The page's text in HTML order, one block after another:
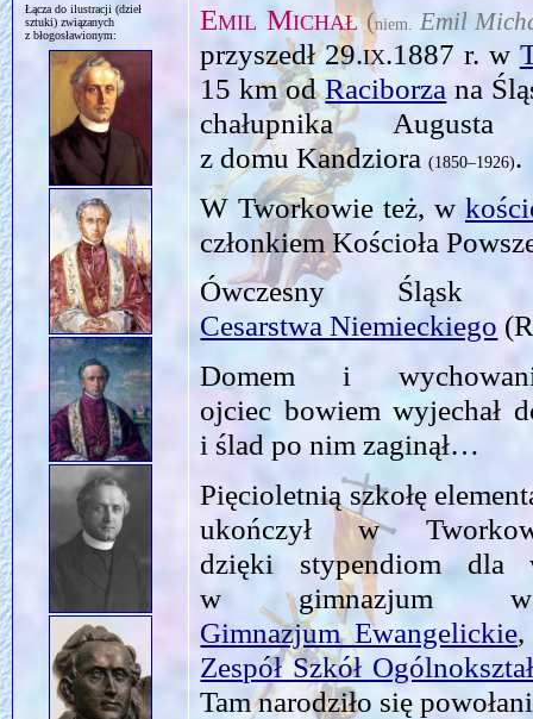
Łącza do ilustracji (dzieł
sztuki) związanych
z błogosławionym:
Emil Michał (niem. Emil
przyszedł29.ix.1887 r. w
15 km odRaciborza na
chałupnika
z domu Kandziora(1850–1926).
W Tworkowie też, w
członkiem Kościoła
Ówczesny Śląsk
Cesarstwa Niemieckiego
Domem i
ojciec bowiem wyjechał
i ślad po nim zaginął…
Pięcioletnią szkołę
ukończył w
dzięki stypendiom
w gimnazjum
Gimnazjum Ewangelickie,
Zespół Szkół
Tam narodziło się